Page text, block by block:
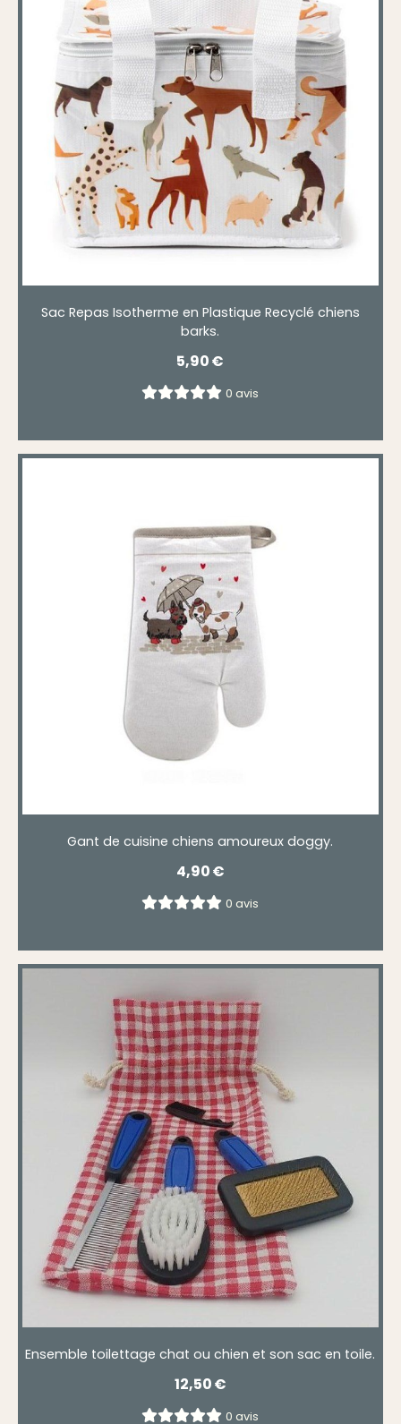
Sac Repas Isotherme en Plastique Recyclé chiens
barks.
5,90€
0 avis
Gant de cuisine chiens amoureux doggy.
4,90€
0 avis
Ensemble toilettage chat ou chien et son sac en toile.
12,50€
0 avis